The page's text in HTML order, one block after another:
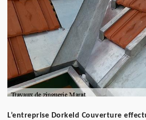
L’entreprise Dorkeld Couverture